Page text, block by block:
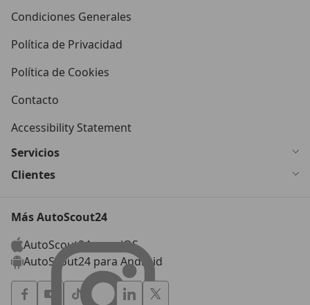
Condiciones Generales
Política de Privacidad
Política de Cookies
Contacto
Accessibility Statement
Servicios
Clientes
Más AutoScout24
AutoScout24 para iOS
AutoScout24 para Android